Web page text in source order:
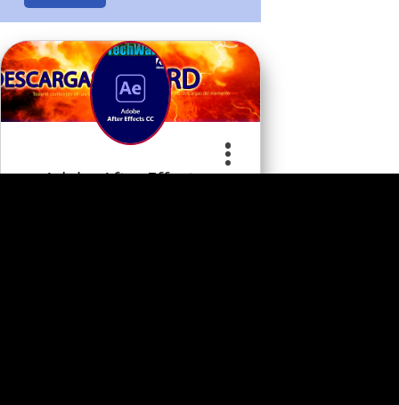
Adobe After Effects…